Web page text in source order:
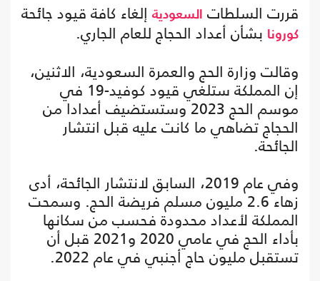
قررت السلطات السعودية إلغاء كافة قيود جائحة
كورونا بشأن أعداد الحجاج للعام الجاري.
وقالت وزارة الحج والعمرة السعودية، الاثنين،
إن المملكة ستلغي قيود كوفيد-19 في
موسم الحج 2023 وستستضيف أعدادا من
الحجاج تضاهي ما كانت عليه قبل انتشار
الجائحة.
وفي عام 2019، السابق لانتشار الجائحة، أدى
زهاء 2.6 مليون مسلم فريضة الحج. وسمحت
المملكة لأعداد محدودة فحسب من سكانها
بأداء الحج في عامي 2020 و2021 قبل أن
تستقبل مليون حاج أجنبي في عام 2022.